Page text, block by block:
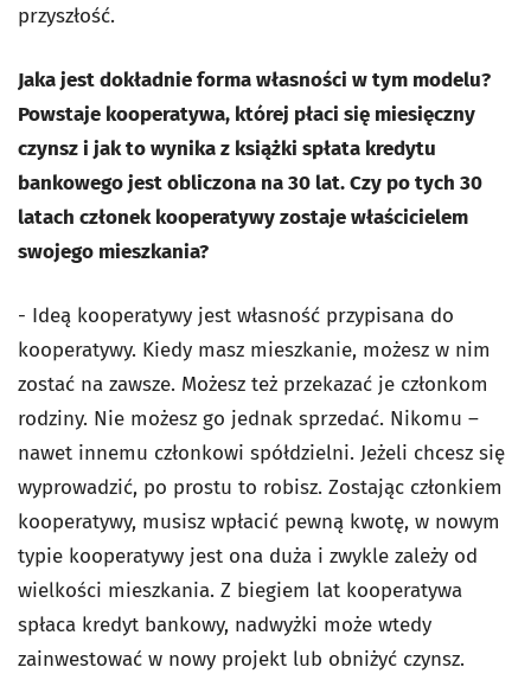
przyszłość.
Jaka jest dokładnie forma własności w tym modelu?
Powstaje kooperatywa, której płaci się miesięczny
czynsz i jak to wynika z książki spłata kredytu
bankowego jest obliczona na 30 lat. Czy po tych 30
latach członek kooperatywy zostaje właścicielem
swojego mieszkania?
- Ideą kooperatywy jest własność przypisana do
kooperatywy. Kiedy masz mieszkanie, możesz w nim
zostać na zawsze. Możesz też przekazać je członkom
rodziny. Nie możesz go jednak sprzedać. Nikomu –
nawet innemu członkowi spółdzielni. Jeżeli chcesz się
wyprowadzić, po prostu to robisz. Zostając członkiem
kooperatywy, musisz wpłacić pewną kwotę, w nowym
typie kooperatywy jest ona duża i zwykle zależy od
wielkości mieszkania. Z biegiem lat kooperatywa
spłaca kredyt bankowy, nadwyżki może wtedy
zainwestować w nowy projekt lub obniżyć czynsz.